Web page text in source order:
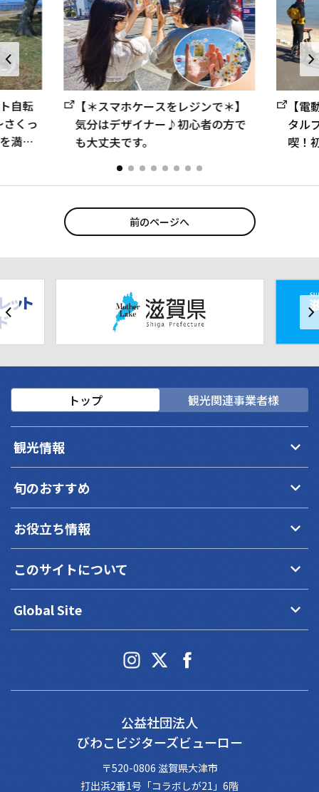
自転
くっ
満
【＊スマホケースをレジンで＊】
気分はデザイナー♪初心者の方で
も大丈夫です。
【
タル
喫！
前のページへ
トップ 観光関連事業者様
観光情報 keyboard_arrow_down
旬のおすすめ keyboard_arrow_down
お役立ち情報 keyboard_arrow_down
このサイトについて keyboard_arrow_down
Global Site keyboard_arrow_down
公益社団法人
びわこビジターズビューロー
〒520-0806 滋賀県大津市
打出浜2番1号「コラボしが21」6階